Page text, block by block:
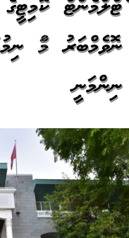
ސެޓްލްމެންޓް
ނޮވެމްބަރު މަސް
ނިންމަނީ